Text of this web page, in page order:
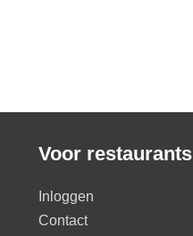
Voor restaurants
Inloggen
Contact